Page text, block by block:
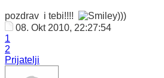
pozdrav i tebi!!!!
)))
08. Okt 2010, 22:27:54
1
2
Prijatelji